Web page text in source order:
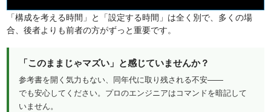
「構成を考える時間」と「設定する時間」は全く別で、多くの場
合、後者よりも前者の方がずっと重要です。
「このままじゃマズい」と感じていませんか？
参考書を開く気力もない、同年代に取り残される不安——
でも安心してください。プロのエンジニアはコマンドを暗記して
いません。